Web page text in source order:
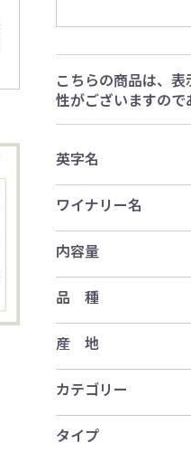
こちらの商品は、
性がございますので
英字名
ワイナリー名
内容量
品 種
産 地
カテゴリー
タイプ